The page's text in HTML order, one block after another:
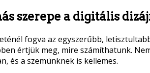
szerepe a digitális
fogva az egyszerűbb,
értjük meg, mire számíthatunk.
és a szemünknek is kellemes.